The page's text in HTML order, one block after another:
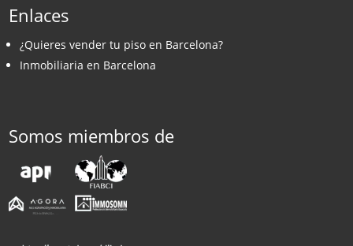
Enlaces
¿Quieres vender tu piso en Barcelona?
Inmobiliaria en Barcelona
Somos miembros de